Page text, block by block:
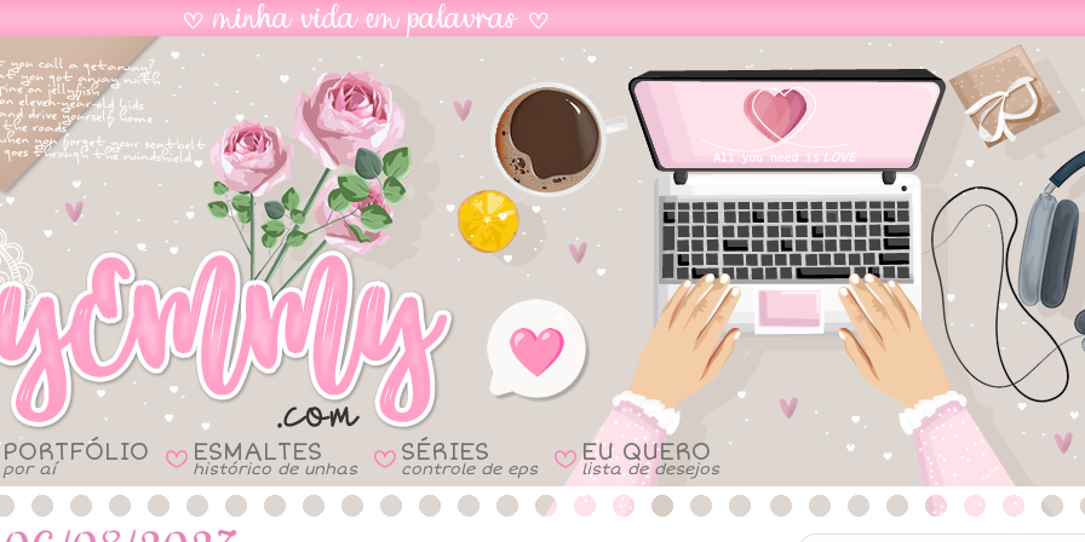
PORTFÓLIO
por aí B ESMALTES
histórico de unhas B SÉRIES
controle de eps B EU QUERO
lista de desejos